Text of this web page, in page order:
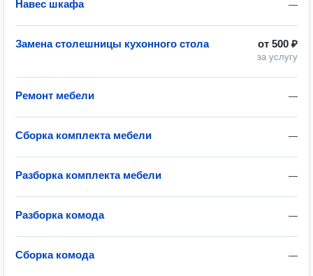
—
Навес шкафа
от 500 ₽
за услугу
Замена столешницы кухонного стола
—
Ремонт мебели
—
Сборка комплекта мебели
—
Разборка комплекта мебели
—
Разборка комода
—
Сборка комода